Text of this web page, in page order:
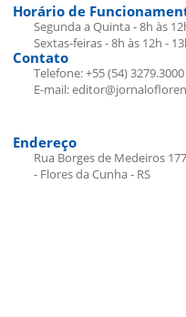
Horário de
Segunda a Quinta - 8h às
Sextas-feiras - 8h às 12h -
Contato
Telefone: +55 (54) 3279.3000
E-mail:
Endereço
Rua Borges de Medeiros
- Flores da Cunha - RS